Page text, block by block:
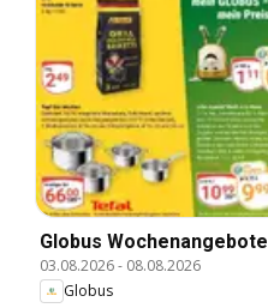
Globus Wochenangebote
03.08.2026- 08.08.2026
Globus